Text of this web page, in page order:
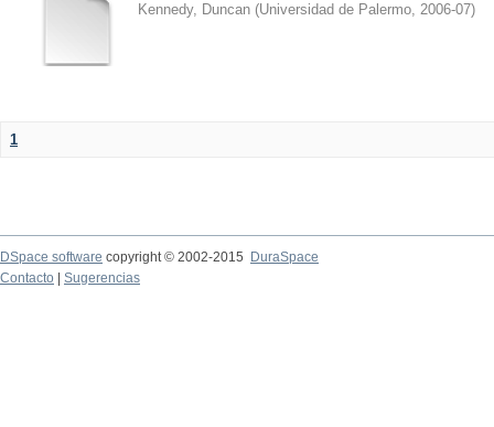
Kennedy, Duncan (Universidad de Palermo, 2006-07)
1
DSpace software copyright © 2002-2015
DuraSpace
Contacto
Sugerencias